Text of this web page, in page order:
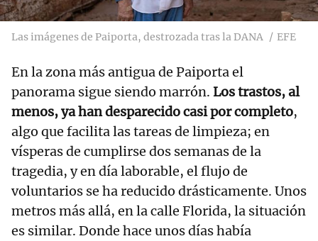
Las imágenes de Paiporta, destrozada tras la DANA EFE
En la zona más antigua de Paiporta el
panorama sigue siendo marrón. Los trastos, al
menos, ya han desparecido casi por completo,
algo que facilita las tareas de limpieza; en
vísperas de cumplirse dos semanas de la
tragedia, y en día laborable, el flujo de
voluntarios se ha reducido drásticamente. Unos
metros más allá, en la calle Florida, la situación
es similar. Donde hace unos días había